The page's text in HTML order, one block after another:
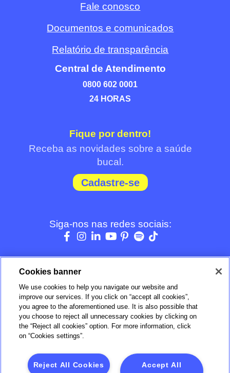
Fale conosco
Documentos e comunicados
Relatório de transparência
Central de Atendimento
0800 602 0001
24 HORAS
Fique por dentro!
Receba as novidades sobre a saúde
bucal.
Cadastre-se
Siga-nos nas redes sociais:
BOM
Verificada por
Cookies banner
We use cookies to help you navigate our website and
improve our services. If you click on “accept all cookies”,
you agree to the aforementioned use. It is also possible that
you choose to reject all unnecessary cookies by clicking on
the “Reject all cookies” option. For more information, click
on “Cookies settings”.
Accept All
Reject All Cookies